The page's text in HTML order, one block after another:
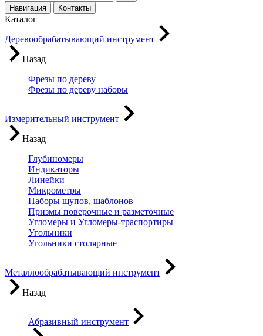
Навигация Контакты
Каталог
Деревообрабатывающий инструмент
Назад
Фрезы по дереву
Фрезы по дереву наборы
Измерительный инструмент
Назад
Глубиномеры
Индикаторы
Линейки
Микрометры
Наборы щупов, шаблонов
Призмы поверочные и разметочные
Угломеры и Угломеры-траспортиры
Угольники
Угольники столярные
Металлообрабатывающий инструмент
Назад
Абразивный инструмент